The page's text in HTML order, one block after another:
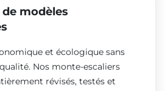
modèles
et écologique sans
Nos monte-escaliers
révisés, testés et